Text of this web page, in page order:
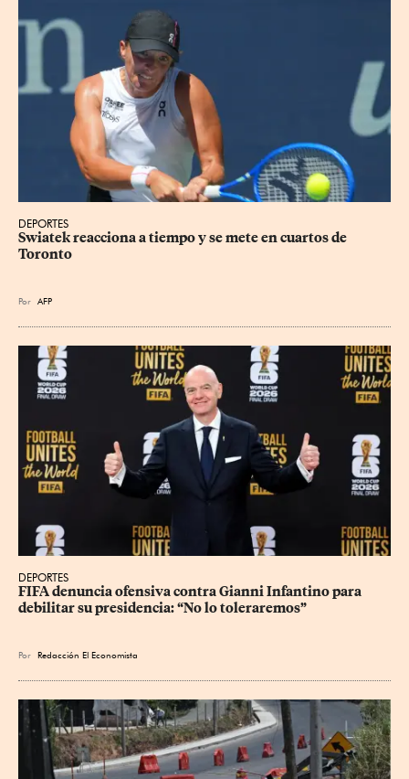
DEPORTES
Swiatek reacciona a tiempo y se mete en cuartos de
Toronto
Por AFP
DEPORTES
FIFA denuncia ofensiva contra Gianni Infantino para
debilitar su presidencia: “No lo toleraremos”
Por Redacción El Economista